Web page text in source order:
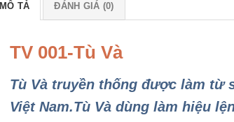
MÔ TẢ ĐÁNH GIÁ (0)
TV 001-Tù Và
Tù Và truyền thống được làm
Việt Nam.Tù Và dùng làm hiệu